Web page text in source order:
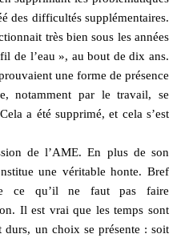
des difficultés supplémentaires.
très bien sous les années
de l’eau », au bout de dix ans.
une forme de présence
notamment par le travail, se
a été supprimé, et cela s’est
de l’AME. En plus de son
une véritable honte. Bref
ce qu’il ne faut pas faire
Il est vrai que les temps sont
durs, un choix se présente : soit